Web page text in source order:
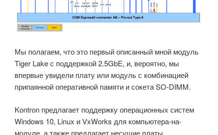
Мы полагаем, что это первый описанный мной модуль
Tiger Lake с поддержкой 2.5GbE, и, вероятно, мы
впервые увидели плату или модуль с комбинацией
припаянной оперативной памяти и сокета SO-DIMM.
Kontron предлагает поддержку операционных систем
Windows 10, Linux и VxWorks для компьютера-на-
модуле, а также предлагает несущие платы